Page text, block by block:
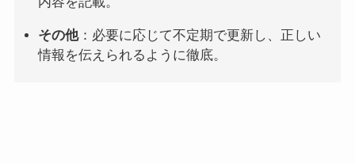
その他：必要に応じて不定期で更新し、正しい
情報を伝えられるように徹底。